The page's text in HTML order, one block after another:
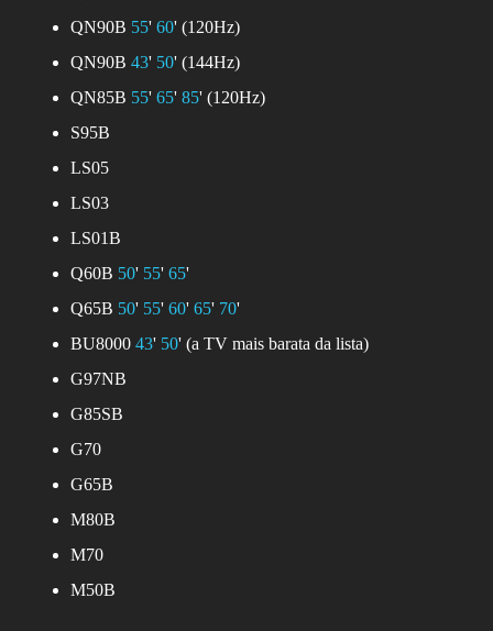
QN90B 55' 60' (120Hz)
QN90B 43' 50' (144Hz)
QN85B 55' 65' 85' (120Hz)
S95B
LS05
LS03
LS01B
Q60B 50' 55' 65'
Q65B 50' 55' 60' 65' 70'
BU8000 43' 50' (a TV mais barata da lista)
G97NB
G85SB
G70
G65B
M80B
M70
M50B